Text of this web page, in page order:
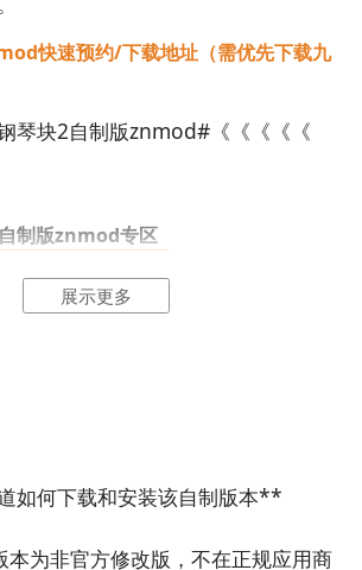
快速预约/下载地址（需优先下载九
琴块2自制版znmod#《《《《《
制版znmod专区
，搜索钢琴块2自制版znmod，进入
载可以更加节省下载时间和流量，能
展示更多
如何下载和安装该自制版本**
为非官方修改版，不在正规应用商